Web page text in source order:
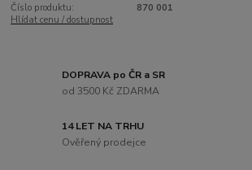
Číslo produktu:
870 001
Hlídat cenu / dostupnost
DOPRAVA po ČR a SR
od 3500 Kč ZDARMA
14 LET NA TRHU
Ověřený prodejce